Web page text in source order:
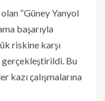
“Güney Yanyol
başarıyla
riskine karşı
gerçekleştirildi. Bu
kazı çalışmalarına